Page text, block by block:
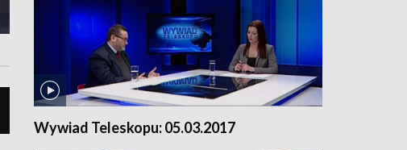
Wywiad Teleskopu: 05.03.2017